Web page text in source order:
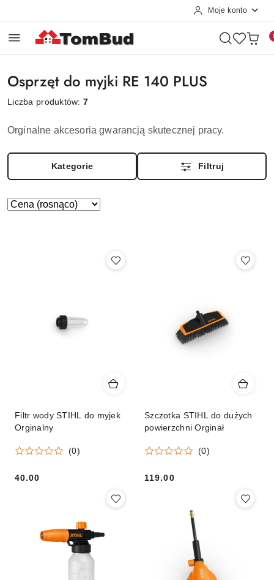
Moje konto
Osprzęt do myjki RE 140 PLUS
Liczba produktów:7
Orginalne akcesoria gwarancją skutecznej pracy.
Kategorie Filtruj
Zastosowano
Sortuj
Filtr wody STIHL do myjek
Orginalny
(0)
40.00
Szczotka STIHL do dużych
powierzchni Orginał
(0)
119.00